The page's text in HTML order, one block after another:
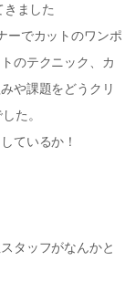
ました
ーでカットのワンポ
のテクニック、カ
や課題をどうクリ
た。
ているか！
タッフがなんかと